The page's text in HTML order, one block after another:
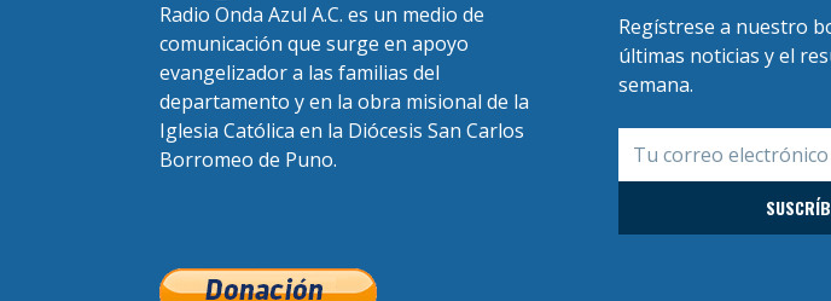
Radio Onda Azul A.C. es un medio de
comunicación que surge en apoyo
evangelizador a las familias del
departamento y en la obra misional de la
Iglesia Católica en la Diócesis San Carlos
Borromeo de Puno.
Regístrese a nuestro
últimas noticias y el
semana.